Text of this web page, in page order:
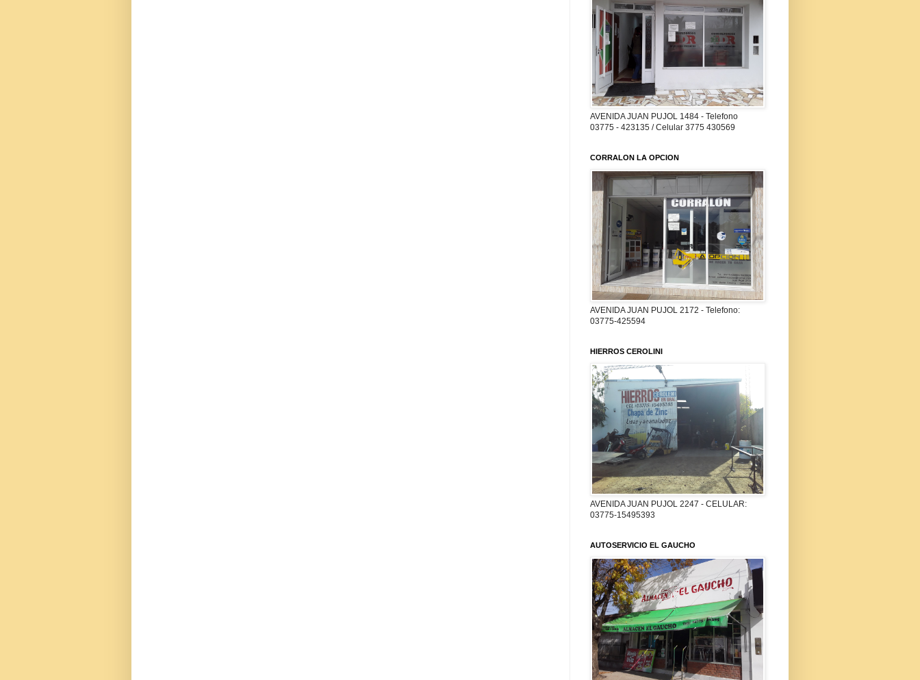
AVENIDA JUAN PUJOL 1484 - Telefono
03775 - 423135 / Celular 3775 430569
CORRALON LA OPCION
AVENIDA JUAN PUJOL 2172 - Telefono:
03775-425594
HIERROS CEROLINI
AVENIDA JUAN PUJOL 2247 - CELULAR:
03775-15495393
AUTOSERVICIO EL GAUCHO